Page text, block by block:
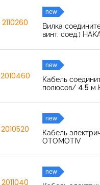
2110260
new
Вилка
винт. соед.)
2010460
new
Кабель
полюсов/ 4.5 м
2010520
new
Кабель
OTOMOTIV
2011040
new